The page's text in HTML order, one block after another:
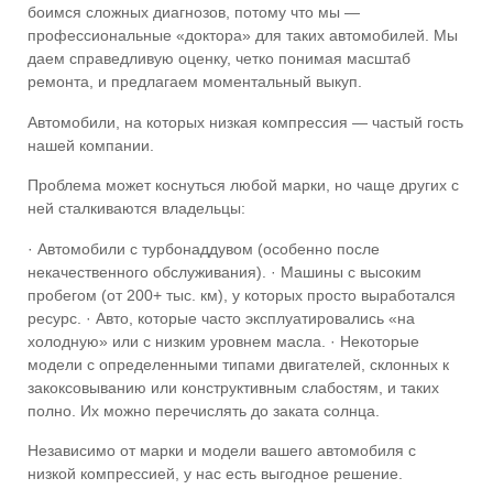
боимся сложных диагнозов, потому что мы —
профессиональные «доктора» для таких автомобилей. Мы
даем справедливую оценку, четко понимая масштаб
ремонта, и предлагаем моментальный выкуп.
Автомобили, на которых низкая компрессия — частый гость
нашей компании.
Проблема может коснуться любой марки, но чаще других с
ней сталкиваются владельцы:
· Автомобили с турбонаддувом (особенно после
некачественного обслуживания). · Машины с высоким
пробегом (от 200+ тыс. км), у которых просто выработался
ресурс. · Авто, которые часто эксплуатировались «на
холодную» или с низким уровнем масла. · Некоторые
модели с определенными типами двигателей, склонных к
закоксовыванию или конструктивным слабостям, и таких
полно. Их можно перечислять до заката солнца.
Независимо от марки и модели вашего автомобиля с
низкой компрессией, у нас есть выгодное решение.